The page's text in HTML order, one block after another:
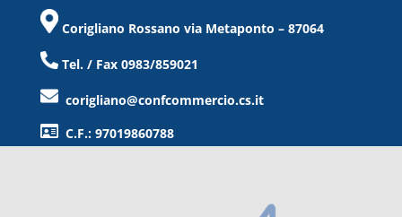
Corigliano Rossano via Metaponto – 87064
Tel. / Fax 0983/859021
corigliano@confcommercio.cs.it
C.F.: 97019860788